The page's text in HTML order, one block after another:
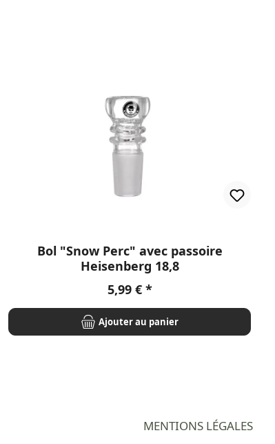
Bol "Snow Perc" avec passoire
Heisenberg 18,8
Prix régulier :
5,99 €
Ajouter au panier
MENTIONS LÉGALES